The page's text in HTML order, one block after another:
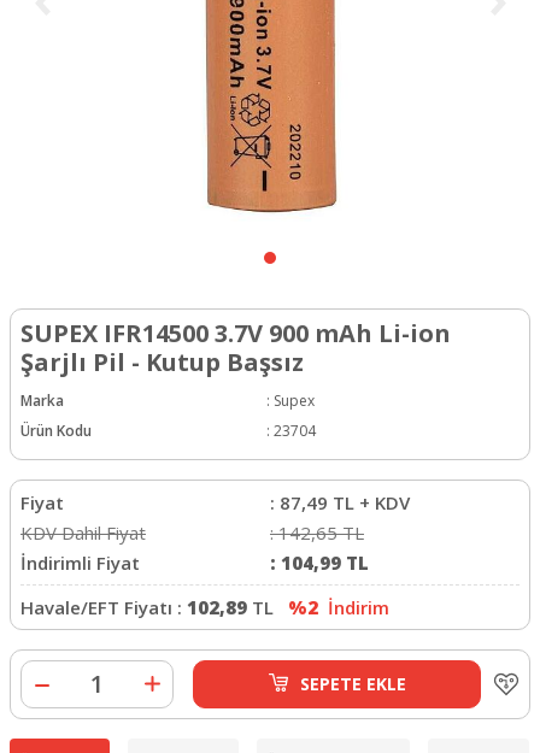
SUPEX IFR14500 3.7V 900 mAh Li-ion
Şarjlı Pil - Kutup Başsız
Marka : Supex
Ürün Kodu
: 23704
Fiyat : 87,49 TL + KDV
KDV Dahil Fiyat
:142,65TL
İndirimli Fiyat
: 104,99 TL
Havale/EFT Fiyatı : 102,89 TL %2 İndirim
SEPETE EKLE